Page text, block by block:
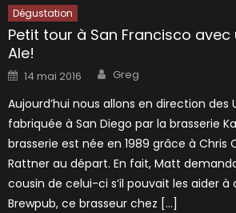
Dégustation
Petit tour à San Francisco avec
Ale!
Posted
on
14 mai 2016 Author
Greg
Aujourd’hui nous allons en direction des
fabriquée à San Diego par la brasserie
brasserie est née en 1989 grâce à Chris
Rattner au départ. En fait, Matt
cousin de celui-ci s’il pouvait les aider à
Brewpub, ce brasseur chez […]